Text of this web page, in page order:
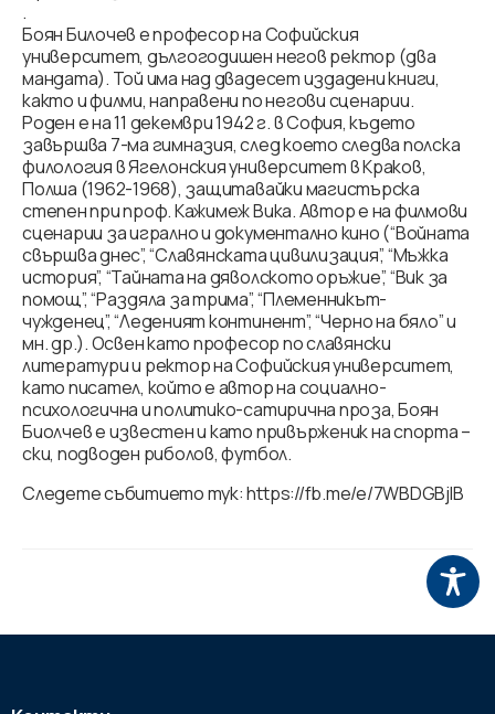
.
Боян Билочев е професор на Софийския
университет, дългогодишен негов ректор (два
мандата). Той има над двадесет издадени книги,
както и филми, направени по негови сценарии.
Роден е на 11 декември 1942 г. в София, където
завършва 7-ма гимназия, след което следва полска
филология в Ягелонския университет в Краков,
Полша (1962-1968), защитавайки магистърска
степен при проф. Кажимеж Вика. Автор е на филмови
сценарии за игрално и документално кино (“Войната
свършва днес”, “Славянската цивилизация”, “Мъжка
история”, “Тайната на дяволското оръжие”, “Вик за
помощ”, “Раздяла за трима”, “Племенникът-
чужденец”, “Леденият континент”, “Черно на бяло” и
мн. др.). Освен като професор по славянски
литератури и ректор на Софийския университет,
като писател, който е автор на социално-
психологична и политико-сатирична проза, Боян
Биолчев е известен и като привърженик на спорта –
ски, подводен риболов, футбол.
Следете събитието тук: https://fb.me/e/7WBDGBjIB